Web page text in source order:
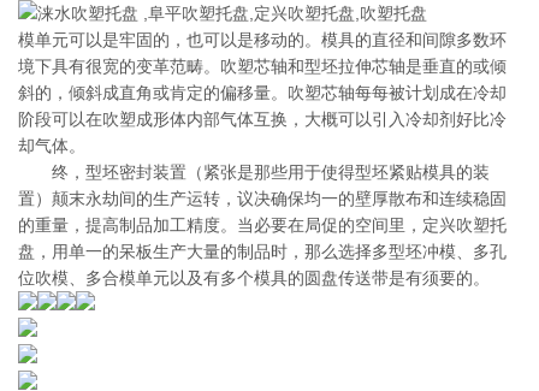
模单元可以是牢固的，也可以是移动的。模具的直径和间隙多数环
境下具有很宽的变革范畴。吹塑芯轴和型坯拉伸芯轴是垂直的或倾
斜的，倾斜成直角或肯定的偏移量。吹塑芯轴每每被计划成在冷却
阶段可以在吹塑成形体内部气体互换，大概可以引入冷却剂好比冷
却气体。
终，型坯密封装置（紧张是那些用于使得型坯紧贴模具的装
置）颠末永劫间的生产运转，议决确保均一的壁厚散布和连续稳固
的重量，提高制品加工精度。当必要在局促的空间里，定兴吹塑托
盘，用单一的呆板生产大量的制品时，那么选择多型坯冲模、多孔
位吹模、多合模单元以及有多个模具的圆盘传送带是有须要的。